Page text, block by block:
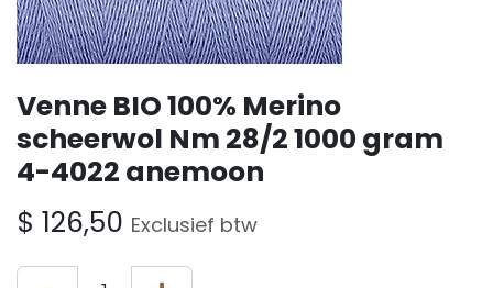
Venne BIO 100% Merino
scheerwol Nm 28/2 1000 gram
4-4022 anemoon
$ 126,50 Exclusief btw